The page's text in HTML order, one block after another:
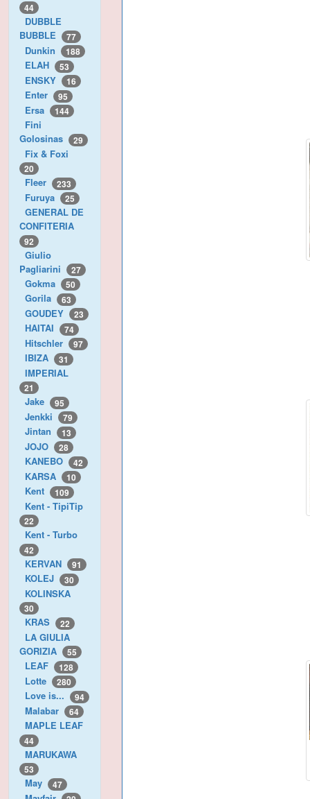
44
DUBBLE
BUBBLE
77
Dunkin 188
ELAH 53
ENSKY 16
Enter 95
Ersa 144
Fini
Golosinas
29
Fix & Foxi
20
Fleer 233
Furuya 25
GENERAL DE
CONFITERIA
92
Giulio
Pagliarini
27
Gokma 50
Gorila 63
GOUDEY 23
HAITAI 74
Hitschler 97
IBIZA 31
IMPERIAL
21
Jake 95
Jenkki 79
Jintan 13
JOJO 28
KANEBO 42
KARSA 10
Kent 109
Kent - TipiTip
22
Kent - Turbo
42
KERVAN 91
KOLEJ 30
KOLINSKA
30
KRAS 22
LA GIULIA
GORIZIA
55
LEAF 128
Lotte 280
Love is... 94
Malabar 64
MAPLE LEAF
44
MARUKAWA
53
May 47